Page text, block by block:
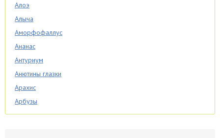
Алоэ
Алыча
Аморфофаллус
Ананас
Антуриум
Анютины глазки
Арахис
Арбузы
Аспарагус